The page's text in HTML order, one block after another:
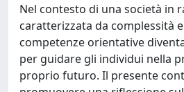
Nel contesto di una società in
caratterizzata da complessità
competenze orientative
per guidare gli individui nella
proprio futuro. Il presente